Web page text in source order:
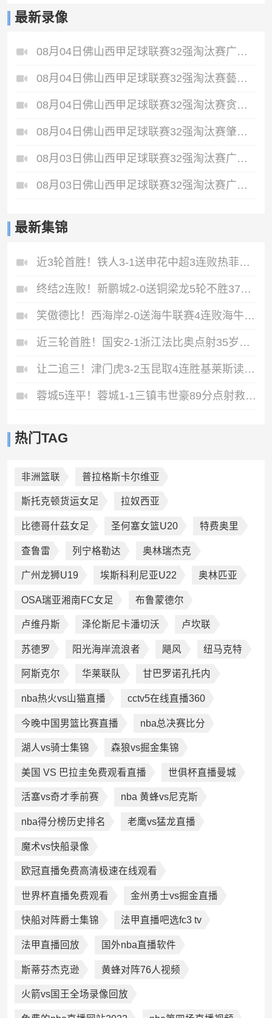
最新录像
08月04日佛山西甲足球联赛32强淘汰赛广东西南建设VS香港圣徒全场录像
08月04日佛山西甲足球联赛32强淘汰赛藝品高國際VS湛江狂狼·粵辉能源全场录像
08月04日佛山西甲足球联赛32强淘汰赛贪玩游戏VS美的薪火全场录像
08月04日佛山西甲足球联赛32强淘汰赛肇庆恒骏成VS三七互娱全场录像
08月03日佛山西甲足球联赛32强淘汰赛广东客家青年VS广州英华思力U17全场录像
08月03日佛山西甲足球联赛32强淘汰赛广州求信VS顺德新青年全场录像
最新集锦
近3轮首胜！铁人3-1送申花中超3连败热菲尼奥双响邦本宜裕传射
终结2连败！新鹏城2-0送铜梁龙5轮不胜37岁姜至鹏破门韦斯利建功
笑傲德比！西海岸2-0送海牛联赛4连败海牛仍垫底西海岸升至第二
近三轮首胜！国安2-1浙江法比奥点射35岁张稀哲制胜王钰栋送助攻
让二追三！津门虎3-2玉昆取4连胜基莱斯读秒绝杀萨尔瓦多破门
蓉城5连平！蓉城1-1三镇韦世豪89分点射救主费利佩造点李昂破门
热门TAG
非洲篮联 普拉格斯卡尔维亚
斯托克顿货运女足 拉奴西亚
比德哥什茲女足 圣何塞女篮U20 特费奥里
查鲁雷 列宁格勒达 奥林瑞杰克
广州龙狮U19 埃斯科利尼亚U22 奥林匹亚
OSA瑞亚湘南FC女足 布鲁蒙德尔
卢维丹斯 泽伦斯尼卡潘切沃 卢坎联
苏德罗 阳光海岸流浪者 飓风 纽马克特
阿斯克尔 华莱联队 甘巴罗诺孔托内
nba热火vs山猫直播 cctv5在线直播360
今晚中国男篮比赛直播 nba总决赛比分
湖人vs骑士集锦 森狼vs掘金集锦
美国 VS 巴拉圭免费观看直播 世俱杯直播曼城
活塞vs奇才季前赛 nba 黄蜂vs尼克斯
nba得分榜历史排名 老鹰vs猛龙直播
魔术vs快船录像
欧冠直播免费高清极速在线观看
世界杯直播免费观看 金州勇士vs掘金直播
快船对阵爵士集锦 法甲直播吧选fc3 tv
法甲直播回放 国外nba直播软件
斯蒂芬杰克逊 黄蜂对阵76人视频
火箭vs国王全场录像回放